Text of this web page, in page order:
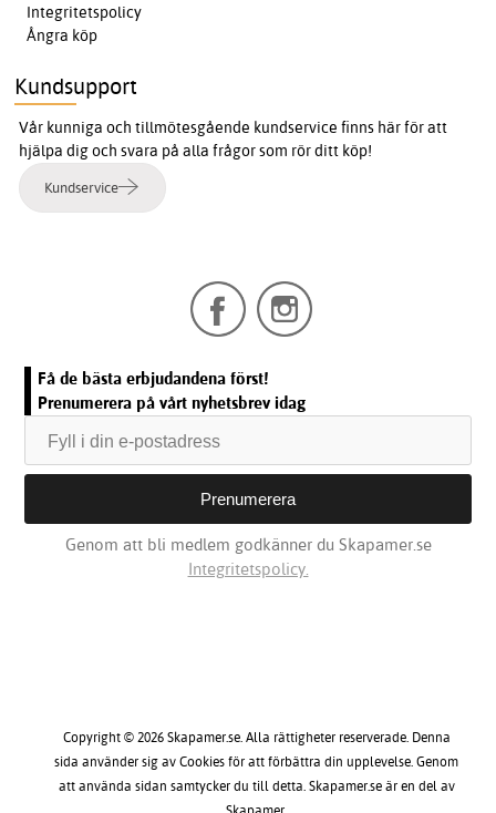
Integritetspolicy
Ångra köp
Kundsupport
Vår kunniga och tillmötesgående kundservice finns här för att
hjälpa dig och svara på alla frågor som rör ditt köp!
Kundservice
Få de bästa erbjudandena först!
Prenumerera på vårt nyhetsbrev idag
Genom att bli medlem godkänner du Skapamer.se
Integritetspolicy.
Copyright © 2026 Skapamer.se. Alla rättigheter reserverade. Denna
sida använder sig av Cookies för att förbättra din upplevelse. Genom
att använda sidan samtycker du till detta. Skapamer.se är en del av